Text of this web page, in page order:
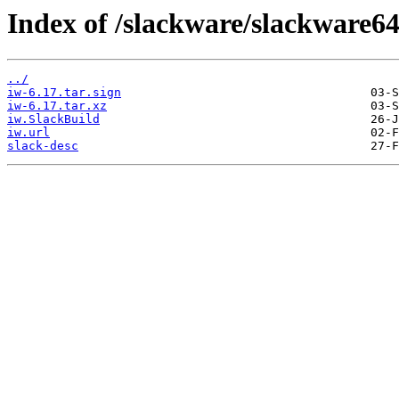
Index of /slackware/
../
iw-6.17.tar.sign
iw-6.17.tar.xz
iw.SlackBuild
iw.url
slack-desc